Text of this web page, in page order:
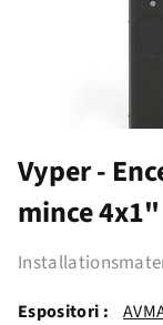
Vyper -
mince 4x1"
Espositori :